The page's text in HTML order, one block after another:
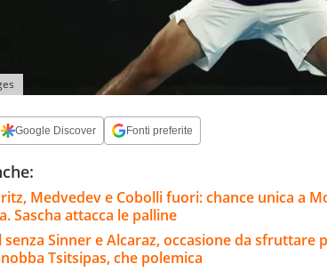
Google Discover Fonti preferite
Medvedev e Cobolli fuori: chance unica a
Sascha attacca le palline
Sinner e Alcaraz, occasione da sfruttare
Tsitsipas, che polemica